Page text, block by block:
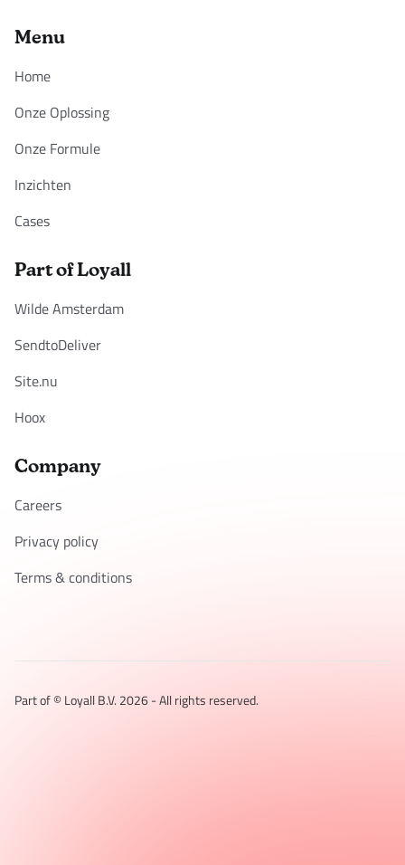
Menu
Home
Onze Oplossing
Onze Formule
Inzichten
Cases
Part of Loyall
Wilde Amsterdam
SendtoDeliver
Site.nu
Hoox
Company
Careers
Privacy policy
Terms & conditions
Part of © Loyall B.V. 2026 - All rights reserved.